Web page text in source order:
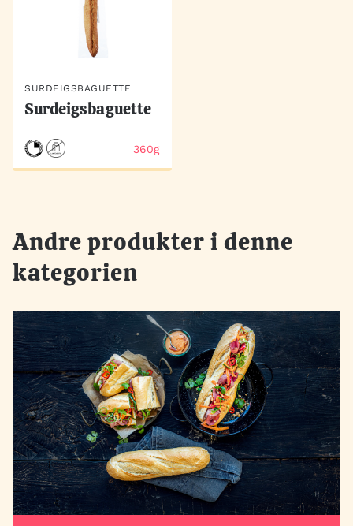
SURDEIGSBAGUETTE
Surdeigsbaguette
360g
Andre produkter i denne
kategorien